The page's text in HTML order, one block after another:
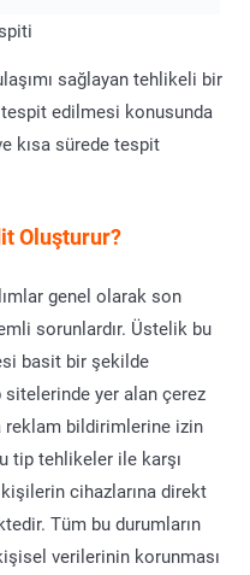
sağlayan tehlikeli bir
tespit edilmesi konusunda
kısa sürede tespit
Oluşturur?
genel olarak son
sorunlardır. Üstelik bu
basit bir şekilde
yer alan çerez
reklam bildirimlerine izin
tip tehlikeler ile karşı
cihazlarına direkt
Tüm bu durumların
verilerinin korunması